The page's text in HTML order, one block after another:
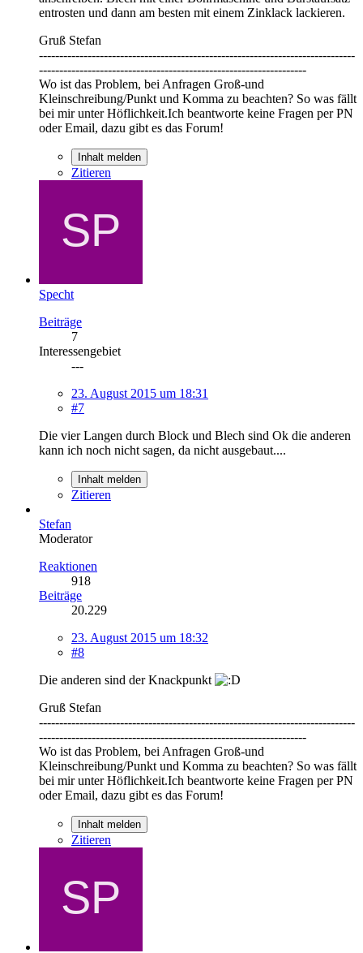
entrosten und dann am besten mit einem Zinklack lackieren.
Gruß Stefan
------------------------------------------------------------------------------
------------------------------------------------------------------
Wo ist das Problem, bei Anfragen Groß-und
Kleinschreibung/Punkt und Komma zu beachten? So was fällt
bei mir unter Höflichkeit.Ich beantworte keine Fragen per PN
oder Email, dazu gibt es das Forum!
Inhalt melden
Zitieren
Specht
Beiträge
7
Interessengebiet
---
23. August 2015 um 18:31
#7
Die vier Langen durch Block und Blech sind Ok die anderen
kann ich noch nicht sagen, da nicht ausgebaut....
Inhalt melden
Zitieren
Stefan
Moderator
Reaktionen
918
Beiträge
20.229
23. August 2015 um 18:32
#8
Die anderen sind der Knackpunkt
Gruß Stefan
------------------------------------------------------------------------------
------------------------------------------------------------------
Wo ist das Problem, bei Anfragen Groß-und
Kleinschreibung/Punkt und Komma zu beachten? So was fällt
bei mir unter Höflichkeit.Ich beantworte keine Fragen per PN
oder Email, dazu gibt es das Forum!
Inhalt melden
Zitieren